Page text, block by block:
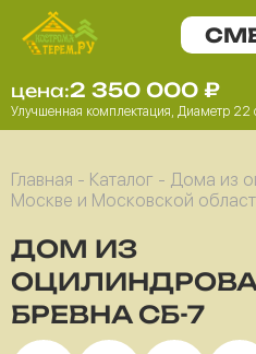
Главная - Каталог - Дома из
Москве и Московской
ДОМ ИЗ
БРЕВНА СБ-7
цена:2 350 000 ₽
Улучшенная комплектация, Диаметр 22